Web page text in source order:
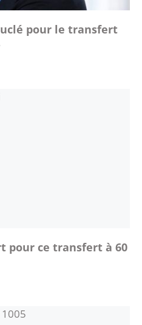
pour le transfert
pour ce transfert à 60